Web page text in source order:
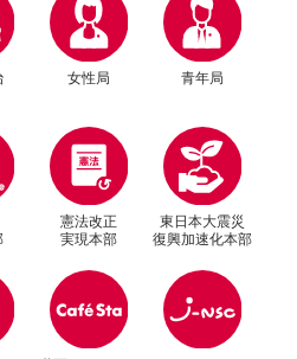
女性局 青年局
憲法改正
実現本部
東日本大震災
復興加速化本部
リンク